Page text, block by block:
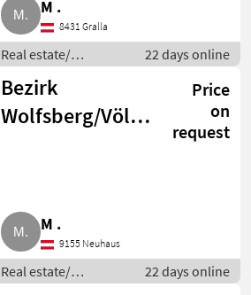
M .
8431 Gralla
Real estate/
properties / Lands
22 days online
Bezirk
Wolfsberg/Völkermarkt
Bauernhof/Acker/Fläche
Price
on
request
M .
9155 Neuhaus
Real estate/
properties / Lands
22 days online